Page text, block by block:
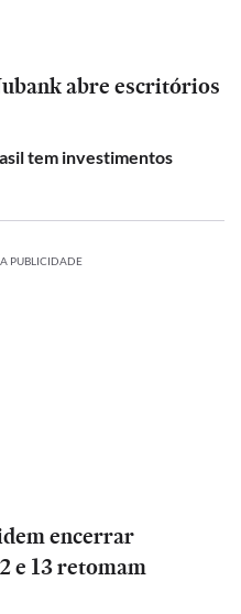
abre escritórios
tem investimentos
PUBLICIDADE
encerrar
e 13 retomam